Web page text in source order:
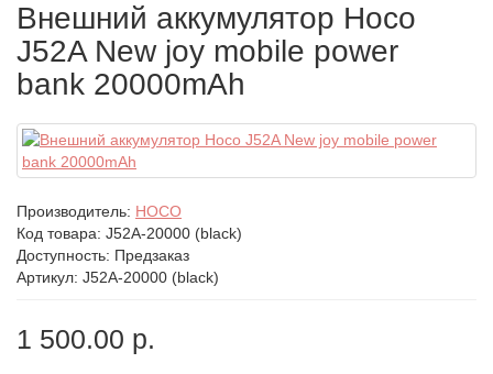
Внешний аккумулятор Hoco
J52A New joy mobile power
bank 20000mAh
Производитель: HOCO
Код товара: J52A-20000 (black)
Доступность: Предзаказ
Артикул: J52A-20000 (black)
1 500.00 р.